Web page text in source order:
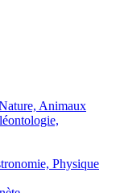
Animaux
Physique